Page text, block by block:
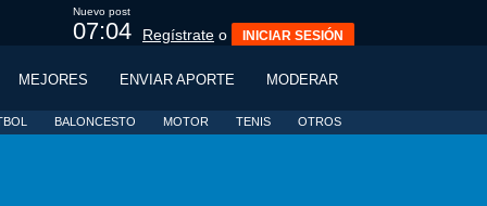
Nuevo post
07:02 Regístrate o INICIAR SESIÓN
MEJORES ENVIAR APORTE MODERAR
BALONCESTO MOTOR TENIS OTROS